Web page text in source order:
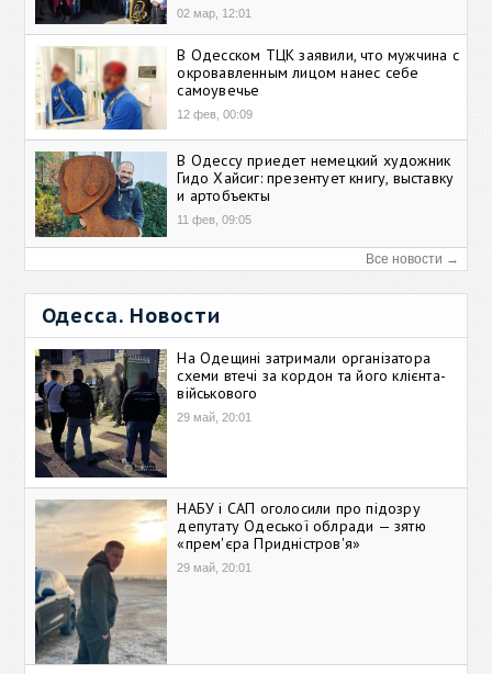
02 мар, 12:01
В Одесском ТЦК заявили, что мужчина с
окровавленным лицом нанес себе
самоувечье
12 фев, 00:09
В Одессу приедет немецкий художник
Гидо Хайсиг: презентует книгу, выставку
и артобъекты
11 фев, 09:05
Все новости →
Одесса. Новости
На Одещині затримали організатора
схеми втечі за кордон та його клієнта-
військового
29 май, 20:01
НАБУ і САП оголосили про підозру
депутату Одеської облради — зятю
«прем'єра Придністров'я»
29 май, 20:01